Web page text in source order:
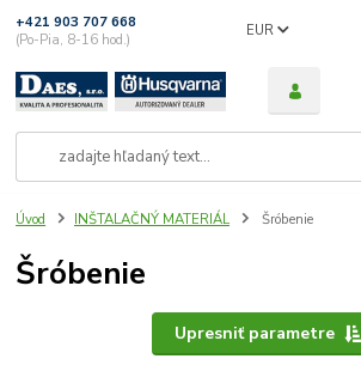
EUR
+421 903 707 668
(Po-Pia, 8-16 hod.)
Úvod INŠTALAČNÝ MATERIÁL Šróbenie
Šróbenie
Upresniť parametre